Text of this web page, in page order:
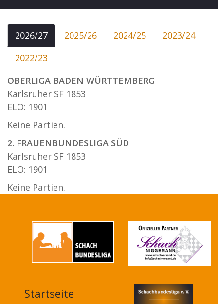
2026/27 2025/26 2024/25
2023/24
2022/23
OBERLIGA BADEN WÜRTTEMBERG
Karlsruher SF 1853
ELO: 1901
Keine Partien.
2. FRAUENBUNDESLIGA SÜD
Karlsruher SF 1853
ELO: 1901
Keine Partien.
MAIN
Startseite